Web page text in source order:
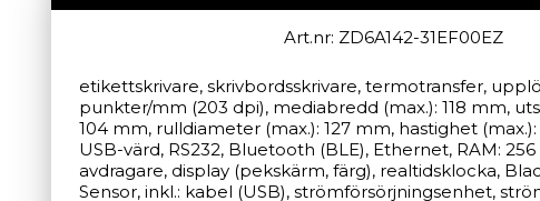
Art.nr: ZD6A142-31EF00EZ
etikettskrivare, skrivbordsskrivare, termotransfer,
punkter/mm (203 dpi), mediabredd (max.): 118 mm,
104 mm, rulldiameter (max.): 127 mm, hastighet
USB-värd, RS232, Bluetooth (BLE), Ethernet, RAM: 256
avdragare, display (pekskärm, färg), realtidsklocka,
Sensor, inkl.: kabel (USB), strömförsörjningsenhet,